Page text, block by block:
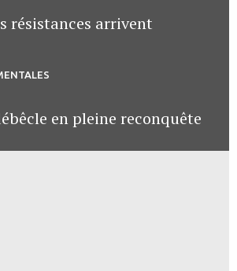
résistances arrivent
en pleine reconquête